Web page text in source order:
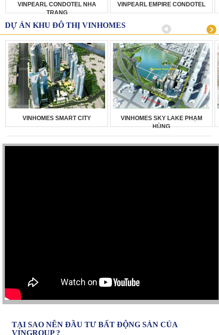
VINPEARL CONDOTEL NHA
TRANG
VINPEARL EMPIRE CONDOTEL
DỰ ÁN KHU ĐÔ THỊ VINHOMES
VINHOMES SMART CITY
VINHOMES SKY LAKE PHẠM
HÙNG
TẠI SAO NÊN ĐẦU TƯ BẤT ĐỘNG SẢN CỦA
VINGROUP ?